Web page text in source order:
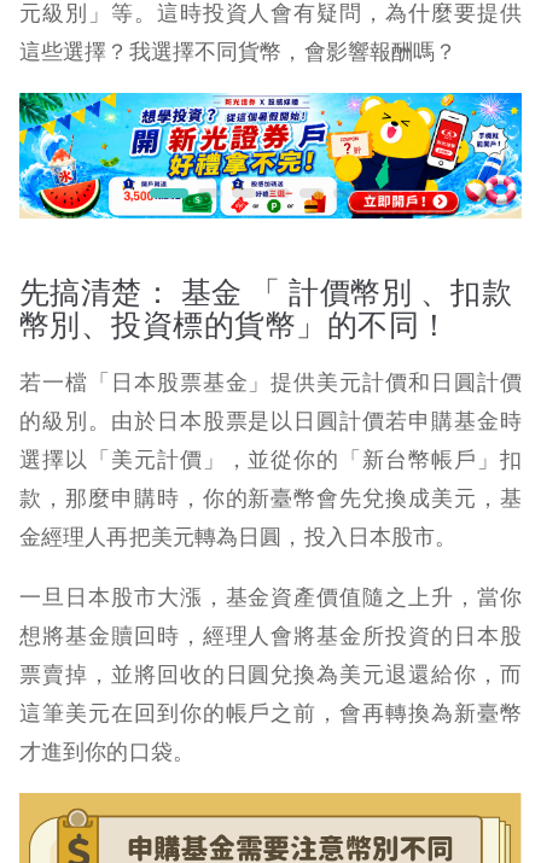
元級別」等。這時投資人會有疑問，為什麼要提供
這些選擇？我選擇不同貨幣，會影響報酬嗎？
先搞清楚： 基金 「 計價幣別 、扣款
幣別、投資標的貨幣」的不同！
若一檔「日本股票基金」提供美元計價和日圓計價
的級別。由於日本股票是以日圓計價若申購基金時
選擇以「美元計價」，並從你的「新台幣帳戶」扣
款，那麼申購時，你的新臺幣會先兌換成美元，基
金經理人再把美元轉為日圓，投入日本股市。
一旦日本股市大漲，基金資產價值隨之上升，當你
想將基金贖回時，經理人會將基金所投資的日本股
票賣掉，並將回收的日圓兌換為美元退還給你，而
這筆美元在回到你的帳戶之前，會再轉換為新臺幣
才進到你的口袋。